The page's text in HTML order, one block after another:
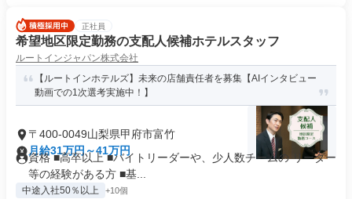
正社員
希望地区限定勤務の支配人候補ホテルスタッフ
ルートインジャパン株式会社
【ルートインホテルズ】未来の店舗責任者を募集【AIインタビュー
動画での1次選考実施中！】
〒400-0049山梨県甲府市富竹
月給31万円～41万円
資格 ■高卒以上 ■バイトリーダーや、少人数チームの リーダー
等の経験がある方 ■基...
中途入社50％以上 +10個